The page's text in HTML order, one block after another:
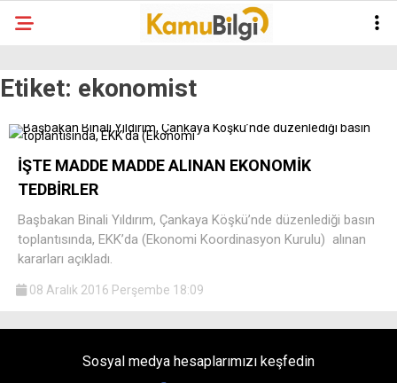
Etiket: ekonomist
İŞTE MADDE MADDE ALINAN EKONOMİK
TEDBİRLER
Başbakan Binali Yıldırım, Çankaya Köşkü’nde düzenlediği basın
toplantısında, EKK’da (Ekonomi Koordinasyon Kurulu) alınan
kararları açıkladı.
08 Aralık 2016 Perşembe 18:09
Sosyal medya hesaplarımızı keşfedin